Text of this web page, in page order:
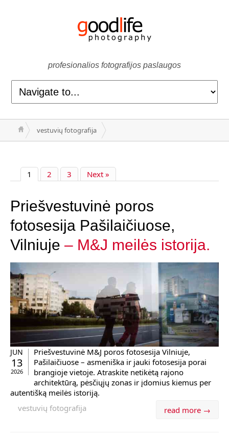
profesionalios fotografijos paslaugos
vestuvių fotografija
1 2 3 Next »
Priešvestuvinė poros
fotosesija Pašilaičiuose,
Vilniuje – M&J meilės istorija.
JUN
13
2026
Priešvestuvinė M&J poros fotosesija Vilniuje,
Pašilaičiuose – asmeniška ir jauki fotosesija porai
brangioje vietoje. Atraskite netikėtą rajono
architektūrą, pėsčiųjų zonas ir įdomius kiemus per
autentišką meilės istoriją.
read more →
vestuvių fotografija